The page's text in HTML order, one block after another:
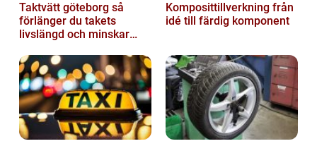
Taktvätt göteborg så
förlänger du takets
livslängd och minskar
Komposittillverkning från
idé till färdig komponent